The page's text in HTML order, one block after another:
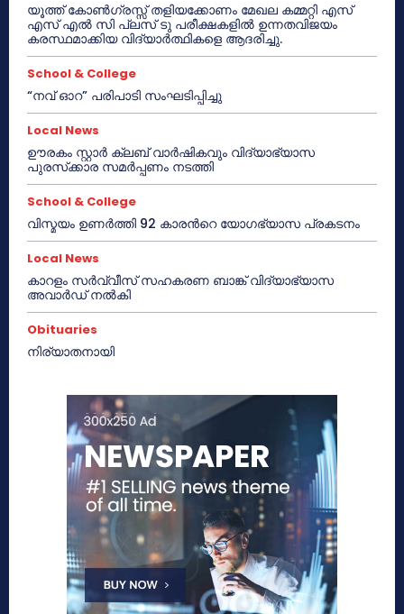
യൂത്ത് കോൺഗ്രസ്സ് തളിയക്കോണം മേഖല കമ്മറ്റി എസ്
എസ് എൽ സി പ്ലസ് ടു പരീക്ഷകളിൽ ഉന്നതവിജയം
കരസ്ഥമാക്കിയ വിദ്യാർത്ഥികളെ ആദരിച്ചു.
School & College
“നവ് ഓറ” പരിപാടി സംഘടിപ്പിച്ചു
Local News
ഊരകം സ്റ്റാർ ക്ലബ് വാർഷികവും വിദ്യാഭ്യാസ
പുരസ്‌ക്കാര സമർപ്പണം നടത്തി
School & College
വിസ്മയം ഉണർത്തി 92 കാരൻറെ യോഗഭ്യാസ പ്രകടനം
Local News
കാറളം സർവ്വീസ് സഹകരണ ബാങ്ക് വിദ്യാഭ്യാസ
അവാർഡ് നൽകി
Obituaries
നിര്യാതനായി